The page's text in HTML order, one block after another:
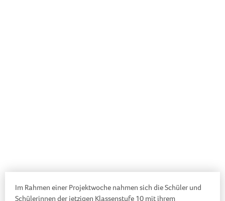
Im Rahmen einer Projektwoche nahmen sich die Schüler und
Schülerinnen der jetzigen Klassenstufe 10 mit ihrem